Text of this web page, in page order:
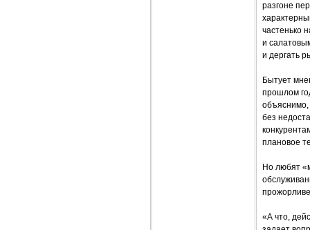
разгоне
частенько
и
и дергать
Бытует
прошлом
объяснимо,
без
плановое
Но любят
«А что,